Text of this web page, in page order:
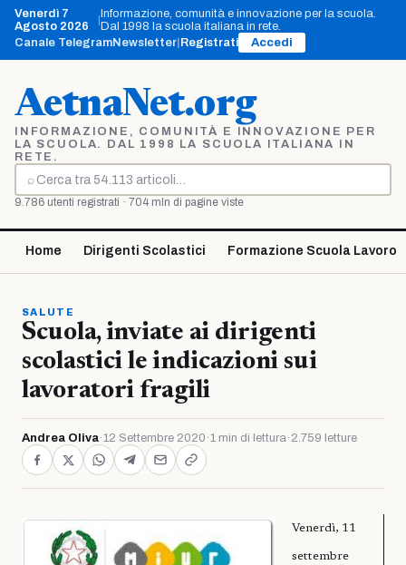
Vai
contenuto
Venerdì 7
Agosto 2026
Informazione, comunità e innovazione per la scuola.
Dal 1998 la scuola italiana in rete.
Canale TelegramNewsletter Registrati Accedi
AetnaNet.org
INFORMAZIONE, COMUNITÀ E INNOVAZIONE PER
LA SCUOLA. DAL 1998 LA SCUOLA ITALIANA IN
RETE.
⌕
Cerca
9.786 utenti registrati · 704 mln di pagine viste
Home Dirigenti Scolastici Formazione Scuola Lavoro
SALUTE
Scuola, inviate ai dirigenti
scolastici le indicazioni sui
lavoratori fragili
Andrea Oliva·12 Settembre 2020 ·1 min di lettura· 2.759 letture
Venerdì, 11
settembre